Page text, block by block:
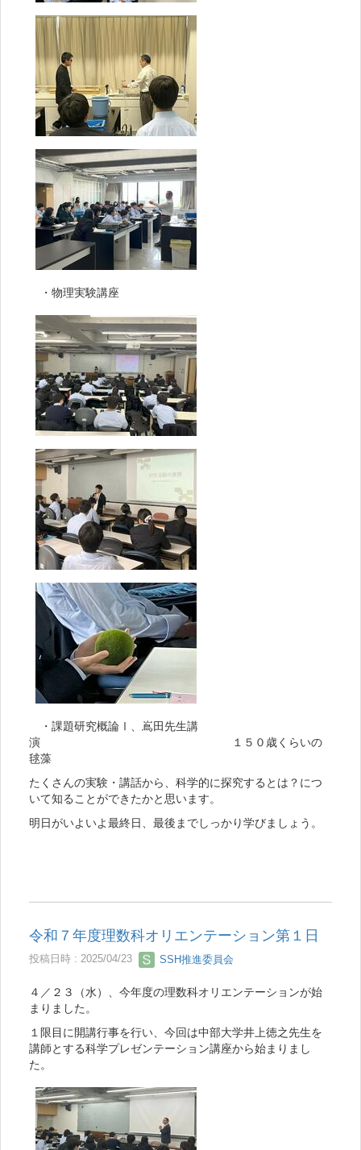
・物理実験講座
・課題研究概論Ⅰ、嶌田先生講
演 １５０歳くらいの
毬藻
たくさんの実験・講話から、科学的に探究するとは？につ
いて知ることができたかと思います。
明日がいよいよ最終日、最後までしっかり学びましょう。
令和７年度理数科オリエンテーション第１日
投稿日時 : 2025/04/23 SSH推進委員会
４／２３（水）、今年度の理数科オリエンテーションが始
まりました。
１限目に開講行事を行い、今回は中部大学井上徳之先生を
講師とする科学プレゼンテーション講座から始まりまし
た。